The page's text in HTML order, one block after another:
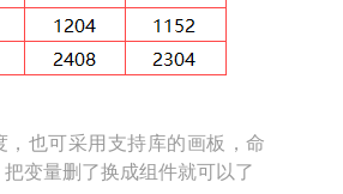
，也可采用支持库的画板，命
变量删了换成组件就可以了